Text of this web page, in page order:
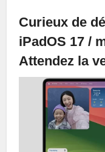
Curieux de
iPadOS 17 /
Attendez la